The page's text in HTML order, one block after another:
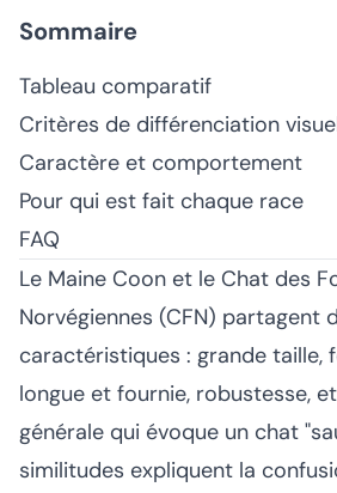
Sommaire
Tableau comparatif
Critères de différenciation
Caractère et comportement
Pour qui est fait chaque race
FAQ
Le Maine Coon et le Chat des
Norvégiennes (CFN) partagent
caractéristiques : grande taille,
longue et fournie, robustesse,
générale qui évoque un chat
similitudes expliquent la